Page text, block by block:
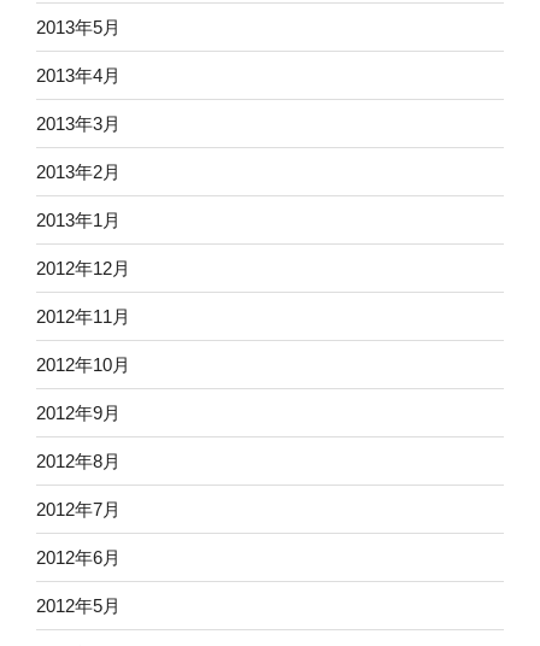
2013年5月
2013年4月
2013年3月
2013年2月
2013年1月
2012年12月
2012年11月
2012年10月
2012年9月
2012年8月
2012年7月
2012年6月
2012年5月